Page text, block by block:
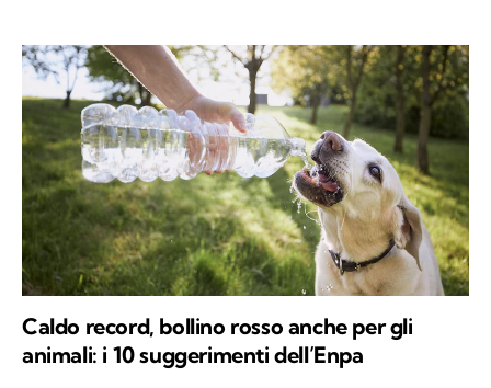
Caldo record, bollino rosso anche per gli
animali: i 10 suggerimenti dell’Enpa